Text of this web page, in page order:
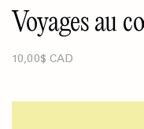
Voyages au
10,00$ CAD